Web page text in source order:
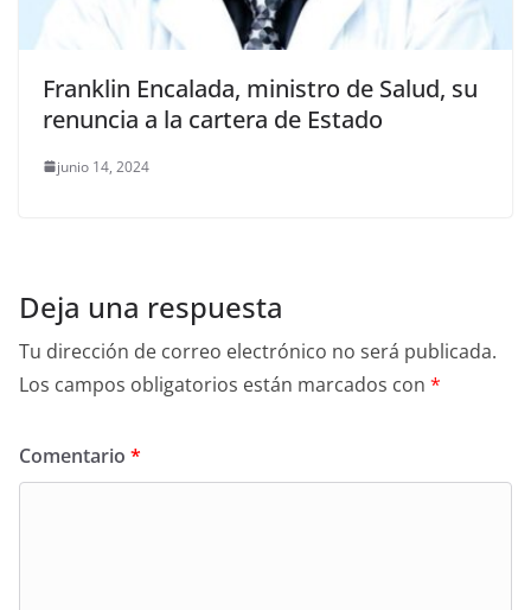
Franklin Encalada, ministro de Salud, su
renuncia a la cartera de Estado
junio 14, 2024
Deja una respuesta
Tu dirección de correo electrónico no será publicada.
Los campos obligatorios están marcados con *
Comentario *